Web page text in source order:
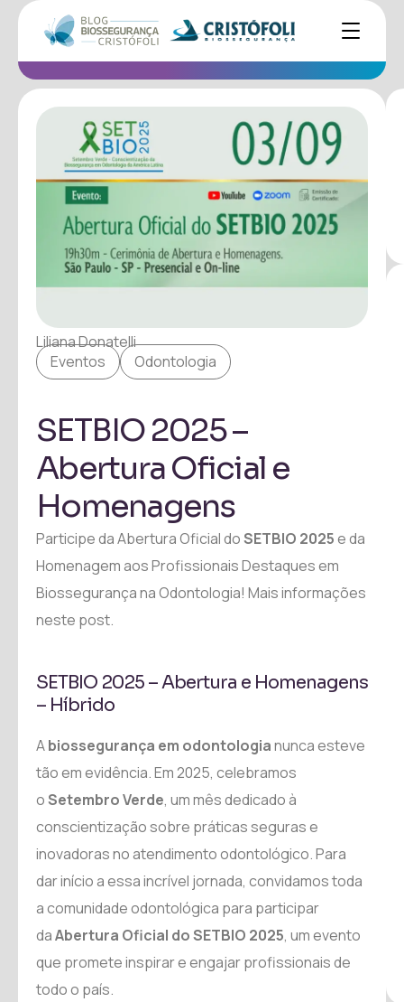
Liliana Donatelli
Eventos
Odontologia
SETBIO 2025 –
Abertura Oficial e
Homenagens
Participe da Abertura Oficial doSETBIO 2025e da
Homenagem aos Profissionais Destaques em
Biossegurança na Odontologia! Mais informações
neste post.
SETBIO 2025 – Abertura e Homenagens
– Híbrido
Abiossegurança em odontologianunca esteve
tão em evidência. Em 2025, celebramos
oSetembro Verde, um mês dedicado à
conscientização sobre práticas seguras e
inovadoras no atendimento odontológico. Para
dar início a essa incrível jornada, convidamos toda
a comunidade odontológica para participar
daAbertura Oficial do SETBIO 2025, um evento
que promete inspirar e engajar profissionais de
todo o país.